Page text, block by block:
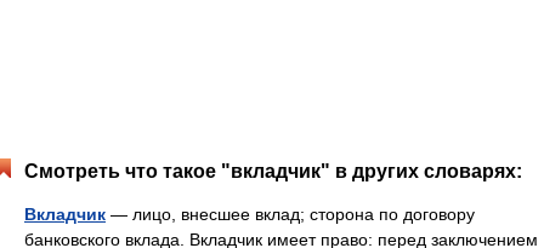
Смотреть что такое "вкладчик" в других словарях:
Вкладчик — лицо, внесшее вклад; сторона по договору
банковского вклада. Вкладчик имеет право: перед заключением